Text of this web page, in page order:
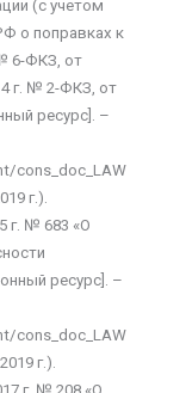
(с учетом
о поправках к
6-ФКЗ, от
г. № 2-ФКЗ, от
ресурс]. –
cons_doc_LAW
г.).
г. № 683 «О
ресурс]. –
cons_doc_LAW
г.).